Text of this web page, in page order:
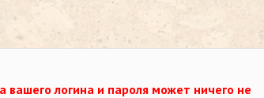
вашего логина и пароля может ничего не